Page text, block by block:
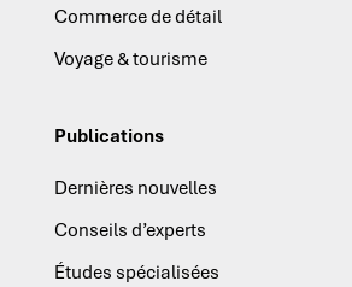
Commerce de détail
Voyage & tourisme
Publications
Dernières nouvelles
Conseils d’experts
Études spécialisées